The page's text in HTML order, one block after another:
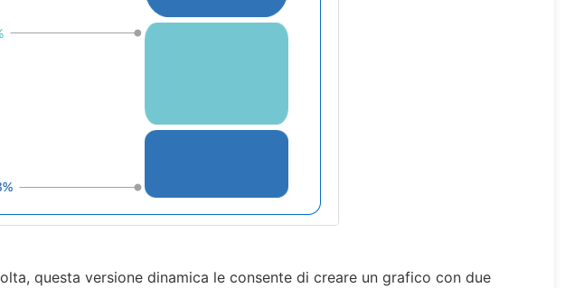
questa versione dinamica le consente di creare un grafico con due